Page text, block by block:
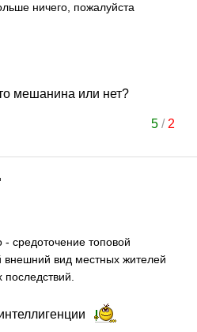
ничего, пожалуйста
мешанина или нет?
5/ 2
- средоточение топовой
внешний вид местных жителей